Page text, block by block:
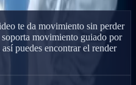
te da movimiento sin perder
movimiento guiado por
puedes encontrar el render